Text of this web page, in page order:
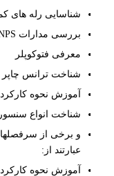
شناسایی رله های
بررسی مدارات SNPS
معرفی فتوکوپلر
شناخت ترانس چاپر
آموزش نحوه
شناخت انواع
و برخی از
عبارتند از:
آموزش نحوه کارکرد